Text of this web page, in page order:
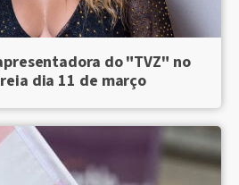
do "TVZ" no
dia 11 de março